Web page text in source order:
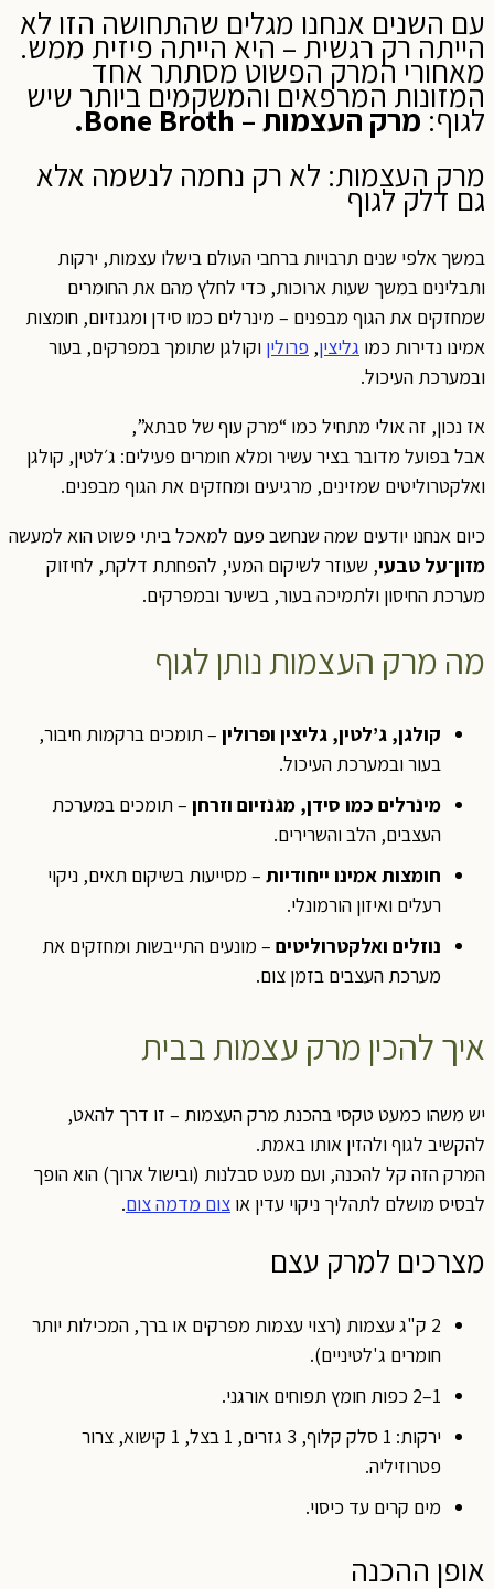
עם השנים אנחנו מגלים שהתחושה הזו לא
הייתה רק רגשית – היא הייתה פיזית ממש.
מאחורי המרק הפשוט מסתתר אחד
המזונות המרפאים והמשקמים ביותר שיש
לגוף:מרק העצמות – Bone Broth.
מרק העצמות: לא רק נחמה לנשמה אלא
גם דלק לגוף
במשך אלפי שנים תרבויות ברחבי העולם בישלו עצמות, ירקות
ותבלינים במשך שעות ארוכות, כדי לחלץ מהם את החומרים
שמחזקים את הגוף מבפנים – מינרלים כמו סידן ומגנזיום, חומצות
אמינו נדירות כמו גליצין, פרוליןוקולגן שתומך במפרקים, בעור
ובמערכת העיכול.
אז נכון, זה אולי מתחיל כמו “מרק עוף של סבתא”,
אבל בפועל מדובר בציר עשיר ומלא חומרים פעילים: ג׳לטין, קולגן
ואלקטרוליטים שמזינים, מרגיעים ומחזקים את הגוף מבפנים.
כיום אנחנו יודעים שמה שנחשב פעם למאכל ביתי פשוט הוא למעשה
מזון־על טבעי, שעוזר לשיקום המעי, להפחתת דלקת, לחיזוק
מערכת החיסון ולתמיכה בעור, בשיער ובמפרקים.
מה מרק העצמות נותן לגוף
קולגן, ג’לטין, גליצין ופרולין– תומכים ברקמות חיבור,
בעור ובמערכת העיכול.
מינרלים כמו סידן, מגנזיום וזרחן– תומכים במערכת
העצבים, הלב והשרירים.
חומצות אמינו ייחודיות– מסייעות בשיקום תאים, ניקוי
רעלים ואיזון הורמונלי.
נוזלים ואלקטרוליטים– מונעים התייבשות ומחזקים את
מערכת העצבים בזמן צום.
איך להכין מרק עצמות בבית
יש משהו כמעט טקסי בהכנת מרק העצמות – זו דרך להאט,
להקשיב לגוף ולהזין אותו באמת.
המרק הזה קל להכנה, ועם מעט סבלנות (ובישול ארוך) הוא הופך
לבסיס מושלם לתהליך ניקוי עדין או צום מדמה צום.
מצרכים למרק עצם
2 ק"ג עצמות (רצוי עצמות מפרקים או ברך, המכילות יותר
חומרים ג'לטיניים).
1–2 כפות חומץ תפוחים אורגני.
ירקות: 1 סלק קלוף, 3 גזרים, 1 בצל, 1 קישוא, צרור
פטרוזיליה.
מים קרים עד כיסוי.
אופן ההכנה